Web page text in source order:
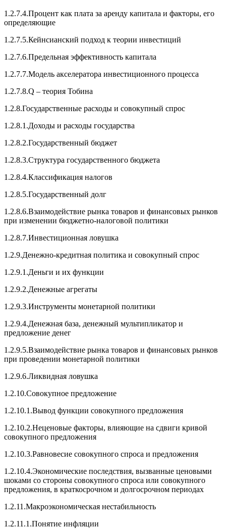
1.2.7.4.Процент как плата за аренду капитала и факторы, его
определяющие
1.2.7.5.Кейнсианский подход к теории инвестиций
1.2.7.6.Предельная эффективность капитала
1.2.7.7.Модель акселератора инвестиционного процесса
1.2.7.8.Q – теория Тобина
1.2.8.Государственные расходы и совокупный спрос
1.2.8.1.Доходы и расходы государства
1.2.8.2.Государственный бюджет
1.2.8.3.Структура государственного бюджета
1.2.8.4.Классификация налогов
1.2.8.5.Государственный долг
1.2.8.6.Взаимодействие рынка товаров и финансовых рынков
при изменении бюджетно-налоговой политики
1.2.8.7.Инвестиционная ловушка
1.2.9.Денежно-кредитная политика и совокупный спрос
1.2.9.1.Деньги и их функции
1.2.9.2.Денежные агрегаты
1.2.9.3.Инструменты монетарной политики
1.2.9.4.Денежная база, денежный мультипликатор и
предложение денег
1.2.9.5.Взаимодействие рынка товаров и финансовых рынков
при проведении монетарной политики
1.2.9.6.Ликвидная ловушка
1.2.10.Совокупное предложение
1.2.10.1.Вывод функции совокупного предложения
1.2.10.2.Неценовые факторы, влияющие на сдвиги кривой
совокупного предложения
1.2.10.3.Равновесие совокупного спроса и предложения
1.2.10.4.Экономические последствия, вызванные ценовыми
шоками со стороны совокупного спроса или совокупного
предложения, в краткосрочном и долгосрочном периодах
1.2.11.Макроэкономическая нестабильность
1.2.11.1.Понятие инфляции